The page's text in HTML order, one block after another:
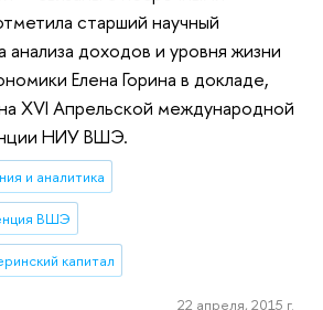
старший научный
доходов и уровня жизни
Елена Горина в докладе,
XVI Апрельской международной
НИУ ВШЭ.
и аналитика
ВШЭ
капитал
22 апреля, 2015 г.